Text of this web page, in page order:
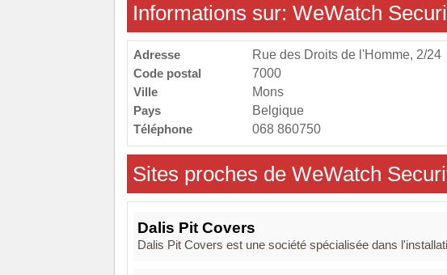
Informations sur: WeWatch
Adresse
Rue des Droits de l'Homme, 2/24
Code postal
7000
Ville
Mons
Pays
Belgique
Téléphone
068 860750
Sites proches de WeWatch
Dalis Pit Covers
Dalis Pit Covers est une société spécialisée dans